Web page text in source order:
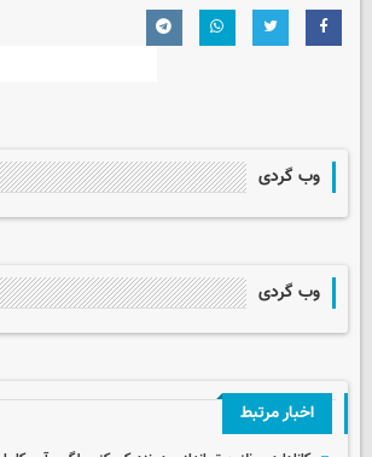
وب گردی
وب گردی
اخبار مرتبط